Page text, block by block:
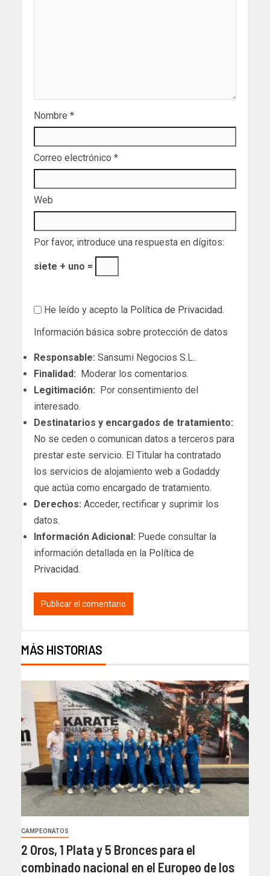
Nombre *
Correo electrónico *
Web
Por favor, introduce una respuesta en dígitos:
siete + uno =
He leído y acepto la Política de Privacidad.
Información básica sobre protección de datos
Responsable: Sansumi Negocios S.L..
Finalidad: Moderar los comentarios.
Legitimación: Por consentimiento del
interesado.
Destinatarios y encargados de tratamiento:
No se ceden o comunican datos a terceros para
prestar este servicio. El Titular ha contratado
los servicios de alojamiento web a Godaddy
que actúa como encargado de tratamiento.
Derechos: Acceder, rectificar y suprimir los
datos.
Información Adicional: Puede consultar la
información detallada en la Política de
Privacidad.
MÁS HISTORIAS
CAMPEONATOS
2 Oros, 1 Plata y 5 Bronces para el
combinado nacional en el Europeo de los